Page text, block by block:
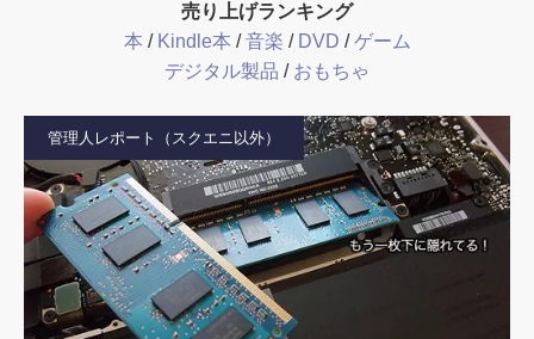
売り上げランキング
本 / Kindle本 /音楽 / DVD /ゲーム
デジタル製品 / おもちゃ
管理人レポート（スクエニ以外）